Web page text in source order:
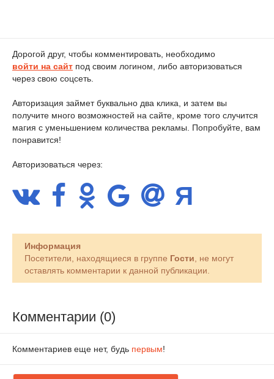
Дорогой друг, чтобы комментировать, необходимо
войти на сайт под своим логином, либо авторизоваться
через свою соцсеть.
Авторизация займет буквально два клика, и затем вы
получите много возможностей на сайте, кроме того случится
магия с уменьшением количества рекламы. Попробуйте, вам
понравится!
Авторизоваться через:
Информация
Посетители, находящиеся в группе Гости , не могут
оставлять комментарии к данной публикации.
Комментарии (0)
Комментариев еще нет, будь первым!